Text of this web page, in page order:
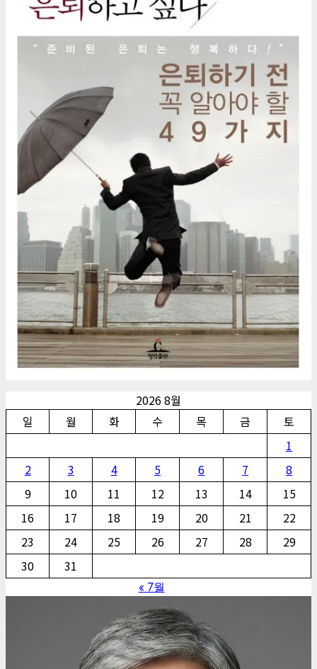
2026 8월
일
월 화 수 목 금
토
1
2
3 4 5 6 7
8
9
10 11 12 13 14
15
16
17 18 19 20 21
22
23
24 25 26 27 28
29
30
31
« 7월